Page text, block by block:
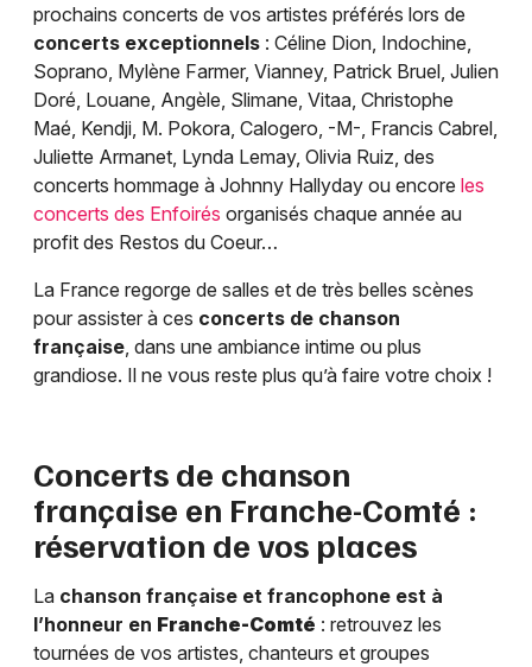
prochains concerts de vos artistes préférés lors de
concerts exceptionnels : Céline Dion, Indochine,
Soprano, Mylène Farmer, Vianney, Patrick Bruel, Julien
Doré, Louane, Angèle, Slimane, Vitaa, Christophe
Maé, Kendji, M. Pokora, Calogero, -M-, Francis Cabrel,
Juliette Armanet, Lynda Lemay, Olivia Ruiz, des
concerts hommage à Johnny Hallyday ou encore les
concerts des Enfoirés organisés chaque année au
profit des Restos du Coeur…
La France regorge de salles et de très belles scènes
pour assister à ces concerts de chanson
française, dans une ambiance intime ou plus
grandiose. Il ne vous reste plus qu’à faire votre choix !
Concerts de chanson
française en Franche-Comté :
réservation de vos places
La chanson française et francophone est à
l’honneur en Franche-Comté : retrouvez les
tournées de vos artistes, chanteurs et groupes